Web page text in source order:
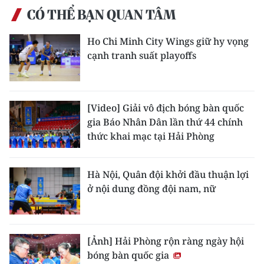
ENGLISH
中文
FRANÇAIS
ESPAÑOL
한국어
CÓ THỂ BẠN QUAN TÂM
Ho Chi Minh City Wings giữ hy vọng
cạnh tranh suất playoffs
[Video] Giải vô địch bóng bàn quốc
gia Báo Nhân Dân lần thứ 44 chính
thức khai mạc tại Hải Phòng
Hà Nội, Quân đội khởi đầu thuận lợi
ở nội dung đồng đội nam, nữ
[Ảnh] Hải Phòng rộn ràng ngày hội
bóng bàn quốc gia